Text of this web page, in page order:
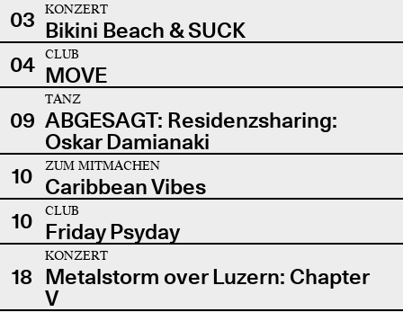
03
KONZERT
Bikini Beach & SUCK
04
CLUB
MOVE
09
TANZ
ABGESAGT: Residenzsharing:
Oskar Damianaki
10
ZUM MITMACHEN
Caribbean Vibes
10
CLUB
Friday Psyday
18
KONZERT
Metalstorm over Luzern: Chapter
V